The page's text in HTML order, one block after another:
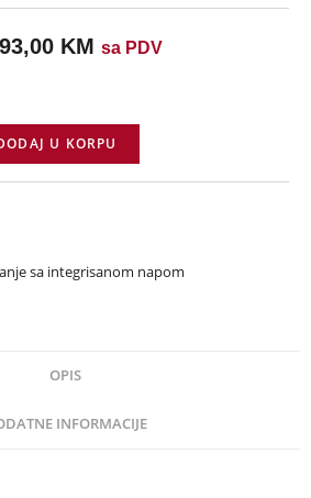
KM sa PDV
U KORPU
sa integrisanom napom
OPIS
INFORMACIJE